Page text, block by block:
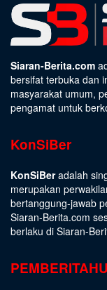
Siaran-Berita.com
bersifat terbuka dan
masyarakat umum,
pengamat untuk
KonSiBer
KonSiBeradalah
merupakan
bertanggung-jawab
Siaran-Berita.com
berlaku di Siaran-